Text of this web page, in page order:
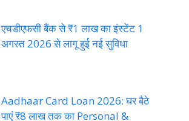
एचडीएफसी बैंक से ₹1 लाख का इंस्टेंट 1
अगस्त 2026 से लागू हुई नई सुविधा
Aadhaar Card Loan 2026: घर बैठे
पाएं ₹8 लाख तक का Personal &